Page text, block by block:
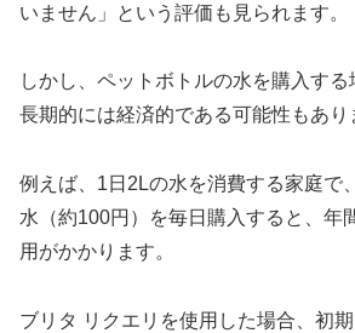
いません」という評価も見られます。
しかし、ペットボトルの水を購入する
長期的には経済的である可能性もあり
例えば、1日2Lの水を消費する家庭で
水（約100円）を毎日購入すると、年
用がかかります。
ブリタ リクエリを使用した場合、初